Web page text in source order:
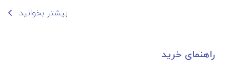
بیشتر بخوانید
راهنمای خرید